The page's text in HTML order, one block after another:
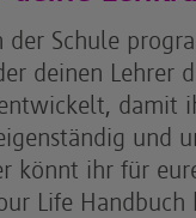
der Schule
deinen Lehrer
damit
und
könnt ihr für
Life